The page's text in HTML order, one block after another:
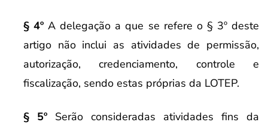
§ 4º A delegação a que se refere o § 3º deste
artigo não inclui as atividades de permissão,
autorização, credenciamento, controle e
fiscalização, sendo estas próprias da LOTEP.
§ 5º Serão consideradas atividades fins da